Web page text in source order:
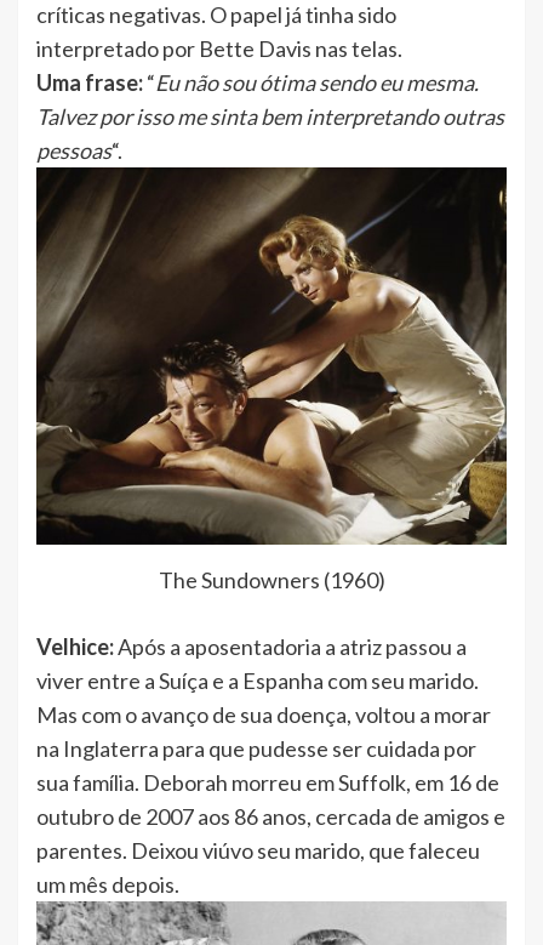
críticas negativas. O papel já tinha sido
interpretado por Bette Davis nas telas.
Uma frase:“Eu não sou ótima sendo eu mesma.
Talvez por isso me sinta bem interpretando outras
pessoas“.
The Sundowners (1960)
Velhice:Após a aposentadoria a atriz passou a
viver entre a Suíça e a Espanha com seu marido.
Mas com o avanço de sua doença, voltou a morar
na Inglaterra para que pudesse ser cuidada por
sua família. Deborah morreu em Suffolk, em 16 de
outubro de 2007 aos 86 anos, cercada de amigos e
parentes. Deixou viúvo seu marido, que faleceu
um mês depois.